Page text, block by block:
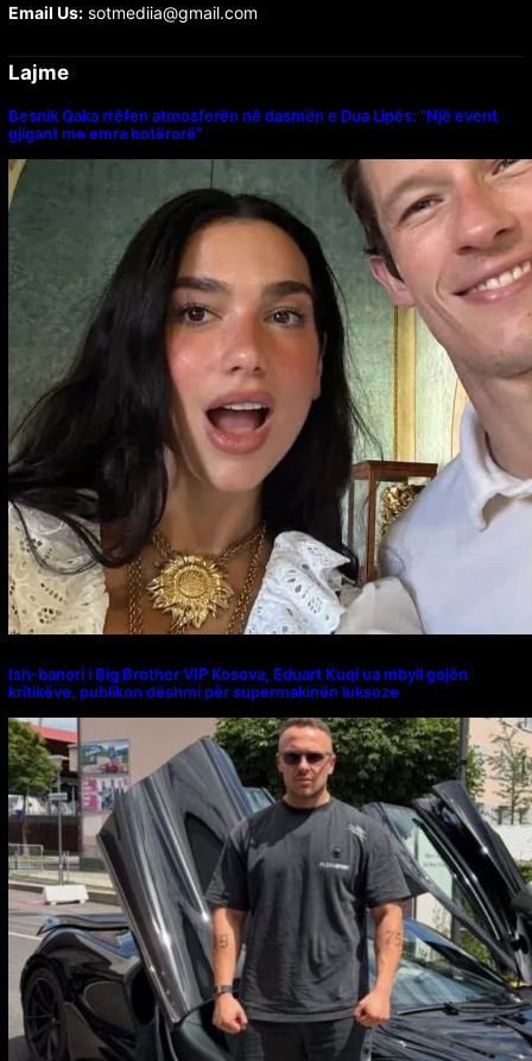
Email Us:sotmediia@gmail.com
Lajme
Besnik Qaka rrëfen atmosferën në dasmën e Dua Lipës: “Një event
gjigant me emra botërorë”
Ish-banori i Big Brother VIP Kosova, Eduart Kuqi ua mbyll gojën
kritikëve, publikon dëshmi për supermakinën luksoze